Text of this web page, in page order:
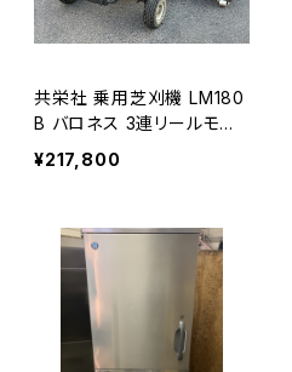
共栄社 乗用芝刈機 LM180
B バロネス 3連リールモア
9馬力
¥217,800